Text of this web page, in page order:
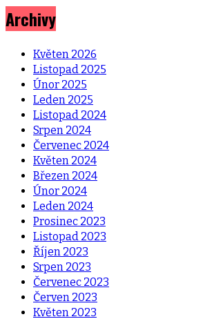
Archivy
Květen 2026
Listopad 2025
Únor 2025
Leden 2025
Listopad 2024
Srpen 2024
Červenec 2024
Květen 2024
Březen 2024
Únor 2024
Leden 2024
Prosinec 2023
Listopad 2023
Říjen 2023
Srpen 2023
Červenec 2023
Červen 2023
Květen 2023